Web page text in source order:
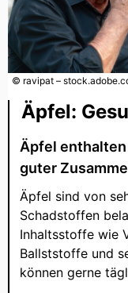
© ravipat –
Äpfel:
Äpfel
guter
Äpfel sind von
Schadstoffen
Inhaltsstoffe wie
Ballststoffe und
können gerne